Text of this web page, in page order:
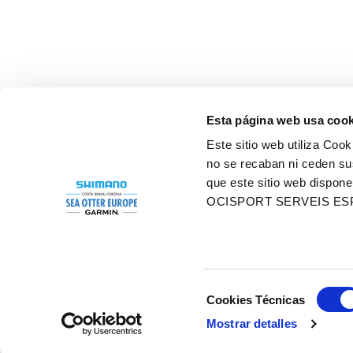
Esta página web usa
Este sitio web utiliza
no se recaban ni ceden
que este sitio web
OCISPORT SERVEIS
de
consentimiento
Cookies Técnicas
Mostrar detalles
Legal notice Cookies policy